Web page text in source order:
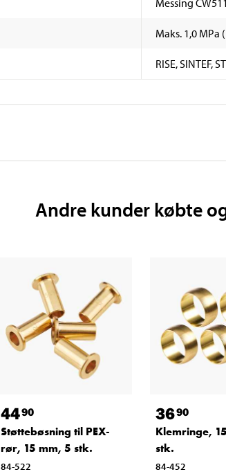
Messing
Maks. 1,0 MPa
RISE, SINTEF,
Andre kunder købte
4490
Støttebøsning til PEX-
rør, 15 mm, 5 stk.
84-522
3690
Klemringe,
stk.
84-452